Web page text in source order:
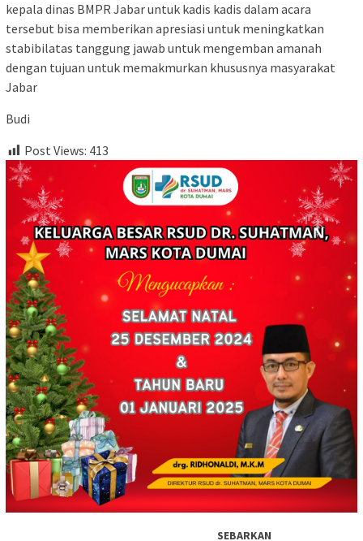
kepala dinas BMPR Jabar untuk kadis kadis dalam acara
tersebut bisa memberikan apresiasi untuk meningkatkan
stabibilatas tanggung jawab untuk mengemban amanah
dengan tujuan untuk memakmurkan khususnya masyarakat
Jabar
Budi
Post Views: 413
SEBARKAN